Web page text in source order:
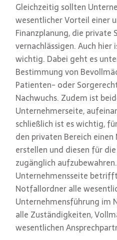
Gleichzeitig sollten
wesentlicher Vorteil einer
Finanzplanung, die private
vernachlässigen. Auch
wichtig. Dabei geht es
Bestimmung von
Patienten- oder
Nachwuchs. Zudem ist
Unternehmerseite,
schließlich ist es wichtig,
den privaten Bereich
erstellen und diesen für
zugänglich
Unternehmensseite
Notfallordner alle
Unternehmensführung im
alle Zuständigkeiten,
wesentlichen